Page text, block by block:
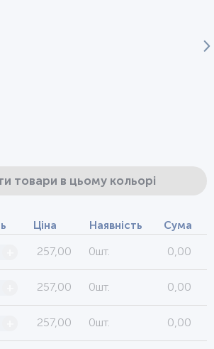
товари в цьому кольорі
Ціна Наявність Сума
257,00 0шт. 0,00
257,00 0шт. 0,00
257,00 0шт. 0,00